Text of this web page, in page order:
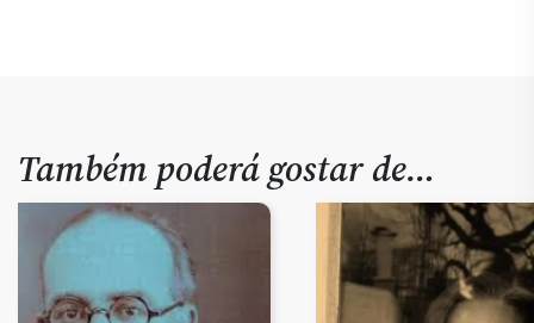
Também poderá gostar de…